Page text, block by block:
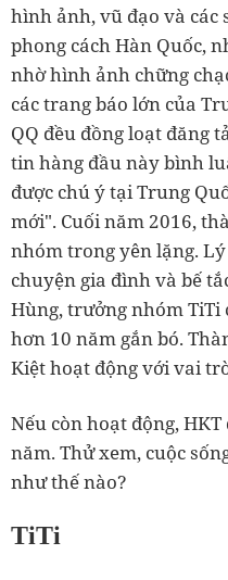
hình ảnh, vũ đạo và các
phong cách Hàn Quốc,
nhờ hình ảnh chững
các trang báo lớn của
QQ đều đồng loạt đăng
tin hàng đầu này bình
được chú ý tại Trung
mới". Cuối năm 2016,
nhóm trong yên lặng.
chuyện gia đình và bế
Hùng, trưởng nhóm
hơn 10 năm gắn bó.
Kiệt hoạt động với vai
Nếu còn hoạt động,
năm. Thử xem, cuộc
như thế nào?
TiTi